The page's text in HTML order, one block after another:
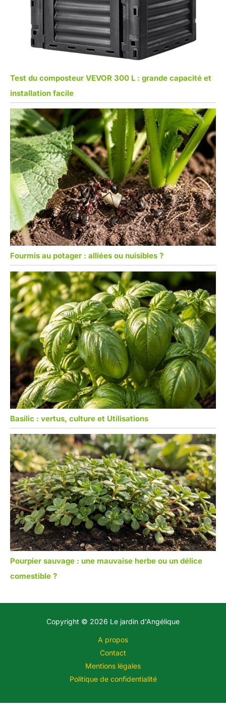
Test du composteur VEVOR 300 L : grande capacité et
installation facile
Fourmis au potager : alliées ou nuisibles ?
Basilic : vertus, culture et Utilisations
Pourpier sauvage : une mauvaise herbe ou un délice
comestible ?
Copyright © 2026 Le jardin d'Angélique
A propos
Contact
Mentions légales
Politique de confidentialité